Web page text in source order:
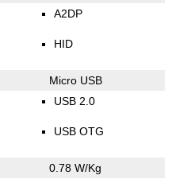
A2DP
HID
Micro USB
USB 2.0
USB OTG
0.78 W/Kg